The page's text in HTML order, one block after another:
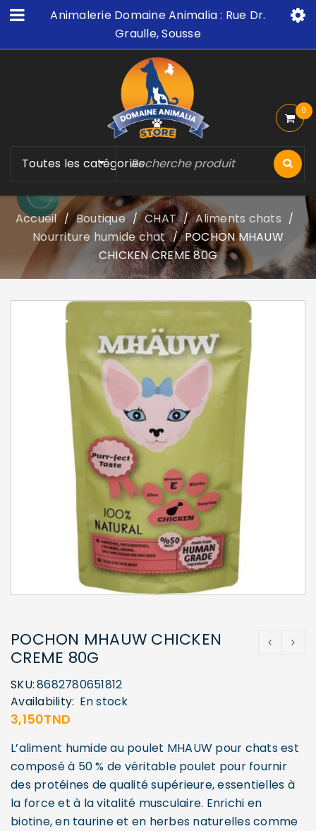
Animalerie Domaine Animalia : Rue Dr.
Graulle, Sousse
Toutes les catégories
0
Accueil / Boutique / CHAT / Aliments chats /
Nourriture humide chat / POCHON MHAUW
CHICKEN CREME 80G
POCHON MHAUW CHICKEN
CREME 80G
SKU:8682780651812
Availability: En stock
3,150TND
L’aliment humide au poulet MHAUW pour chats est
composé à 50 % de véritable poulet pour fournir
des protéines de qualité supérieure, essentielles à
la force et à la vitalité musculaire. Enrichi en
biotine, en taurine et en herbes naturelles comme